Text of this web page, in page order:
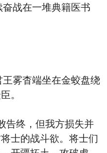
战在一堆典籍医书
雾杳端坐在金蛟盘绕
。
告终，但我方损失并
士的战斗欲。将士们